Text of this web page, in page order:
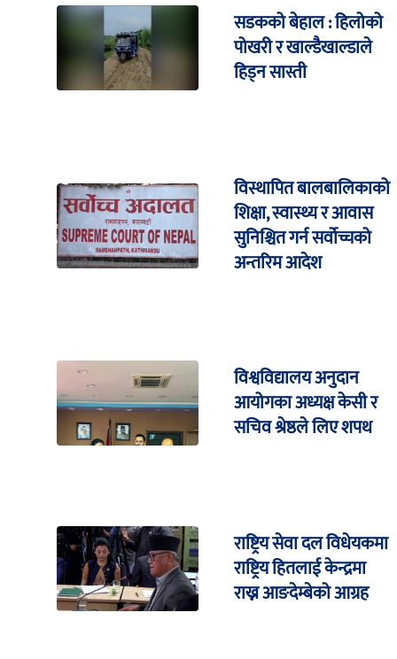
सडकको बेहाल : हिलोको
पोखरी र खाल्डैखाल्डाले
हिड्न सास्ती
विस्थापित बालबालिकाको
शिक्षा, स्वास्थ्य र आवास
सुनिश्चित गर्न सर्वोच्चको
अन्तरिम आदेश
विश्वविद्यालय अनुदान
आयोगका अध्यक्ष केसी र
सचिव श्रेष्ठले लिए शपथ
राष्ट्रिय सेवा दल विधेयकमा
राष्ट्रिय हितलाई केन्द्रमा
राख्न आङदेम्बेको आग्रह